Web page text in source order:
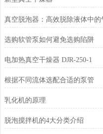
选购软管泵如何避免选购陷阱
电加热真空干燥器 DJR-250-1
根据不同流体选配合适的泵管
乳化机的原理
脱泡搅拌机的4大分类介绍